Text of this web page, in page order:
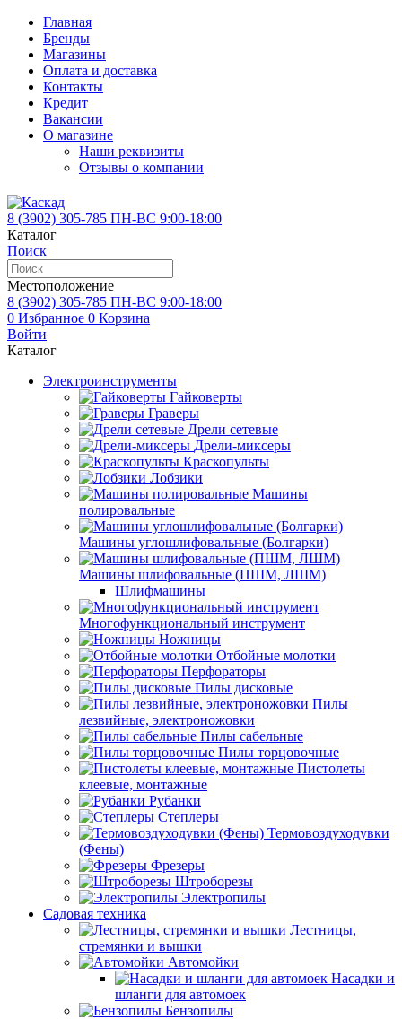
Главная
Бренды
Магазины
Оплата и доставка
Контакты
Кредит
Вакансии
О магазине
Наши реквизиты
Отзывы о компании
8 (3902) 305-785 ПН-ВС 9:00-18:00
Каталог
Поиск
Местоположение
8 (3902) 305-785 ПН-ВС 9:00-18:00
0 Избранное 0 Корзина
Войти
Каталог
Электроинструменты
Гайковерты
Граверы
Дрели сетевые
Дрели-миксеры
Краскопульты
Лобзики
Машины
полировальные
Машины углошлифовальные (Болгарки)
Машины шлифовальные (ПШМ, ЛШМ)
Шлифмашины
Многофункциональный инструмент
Ножницы
Отбойные молотки
Перфораторы
Пилы дисковые
Пилы
лезвийные, электроножовки
Пилы сабельные
Пилы торцовочные
Пистолеты
клеевые, монтажные
Рубанки
Степлеры
Термовоздуходувки
(Фены)
Фрезеры
Штроборезы
Электропилы
Садовая техника
Лестницы,
стремянки и вышки
Автомойки
Насадки и
шланги для автомоек
Бензопилы